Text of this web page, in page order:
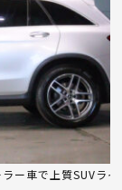
ー車で上質SUVラ